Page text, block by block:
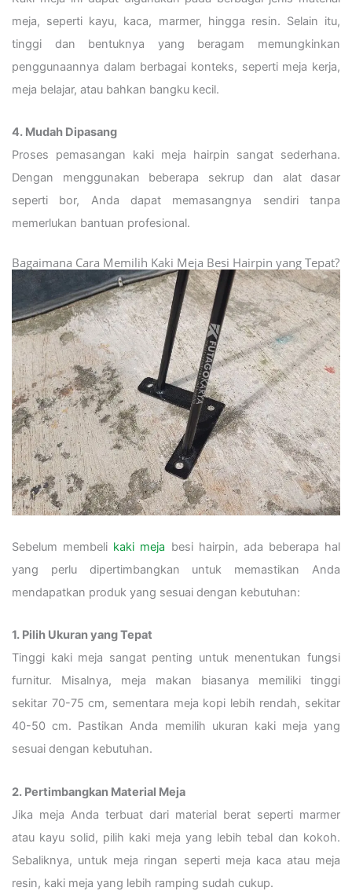
meja, seperti kayu, kaca, marmer, hingga resin. Selain itu,
tinggi dan bentuknya yang beragam memungkinkan
penggunaannya dalam berbagai konteks, seperti meja kerja,
meja belajar, atau bahkan bangku kecil.
4. Mudah Dipasang
Proses pemasangan kaki meja hairpin sangat sederhana.
Dengan menggunakan beberapa sekrup dan alat dasar
seperti bor, Anda dapat memasangnya sendiri tanpa
memerlukan bantuan profesional.
Bagaimana Cara Memilih Kaki Meja Besi Hairpin yang Tepat?
Sebelum membeli kaki meja besi hairpin, ada beberapa hal
yang perlu dipertimbangkan untuk memastikan Anda
mendapatkan produk yang sesuai dengan kebutuhan:
1. Pilih Ukuran yang Tepat
Tinggi kaki meja sangat penting untuk menentukan fungsi
furnitur. Misalnya, meja makan biasanya memiliki tinggi
sekitar 70-75 cm, sementara meja kopi lebih rendah, sekitar
40-50 cm. Pastikan Anda memilih ukuran kaki meja yang
sesuai dengan kebutuhan.
2. Pertimbangkan Material Meja
Jika meja Anda terbuat dari material berat seperti marmer
atau kayu solid, pilih kaki meja yang lebih tebal dan kokoh.
Sebaliknya, untuk meja ringan seperti meja kaca atau meja
resin, kaki meja yang lebih ramping sudah cukup.